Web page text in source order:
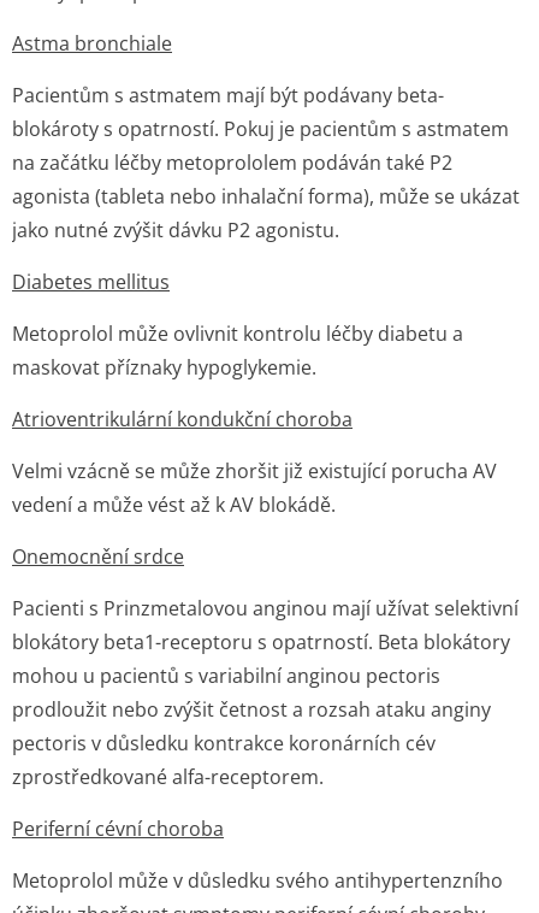
Astma bronchiale
Pacientům s astmatem mají být podávany beta-
blokároty s opatrností. Pokuj je pacientům s astmatem
na začátku léčby metoprololem podáván také P2
agonista (tableta nebo inhalační forma), může se ukázat
jako nutné zvýšit dávku P2 agonistu.
Diabetes mellitus
Metoprolol může ovlivnit kontrolu léčby diabetu a
maskovat příznaky hypoglykemie.
Atrioventrikulární kondukční choroba
Velmi vzácně se může zhoršit již existující porucha AV
vedení a může vést až k AV blokádě.
Onemocnění srdce
Pacienti s Prinzmetalovou anginou mají užívat selektivní
blokátory beta1-receptoru s opatrností. Beta blokátory
mohou u pacientů s variabilní anginou pectoris
prodloužit nebo zvýšit četnost a rozsah ataku anginy
pectoris v důsledku kontrakce koronárních cév
zprostředkované alfa-receptorem.
Periferní cévní choroba
Metoprolol může v důsledku svého antihypertenzního